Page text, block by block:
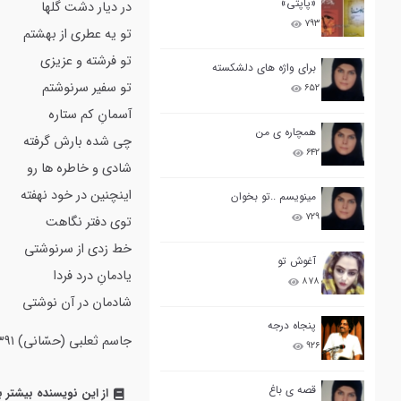
۷۹۳
برای واژه های دلشکسته
۶۵۲
همچاره ی من
۶۴۲
مینویسم ..تو بخوان
۷۲۹
آغوش تو
۸۷۸
پنجاه درجه
۹۲۶
قصه ی باغ
در دیار دشت گلها
تو یه عطری از بهشتم
تو فرشته و عزیزی
تو سفیر سرنوشتم
آسمانِ کم ستاره
چی شده بارش گرفته
شادی و خاطره ها رو
اینچنین در خود نهفته
توی دفتر نگاهت
خط زدی از سرنوشتی
یادمانِ درد فردا
شادمان در آن نوشتی
جاسم ثعلبی (حسّانی) ۱۱/۰۲/۱۳۹۱
از این نویسنده بیشتر